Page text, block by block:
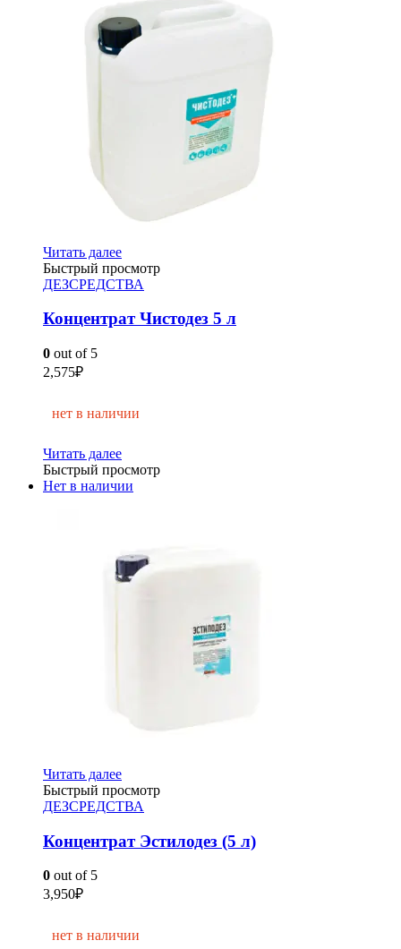
Читать далее
Быстрый просмотр
ДЕЗСРЕДСТВА
Концентрат Чистодез 5 л
0 out of 5
2,575₽
нет в наличии
Читать далее
Быстрый просмотр
Нет в наличии
Читать далее
Быстрый просмотр
ДЕЗСРЕДСТВА
Концентрат Эстилодез (5 л)
0 out of 5
3,950₽
нет в наличии